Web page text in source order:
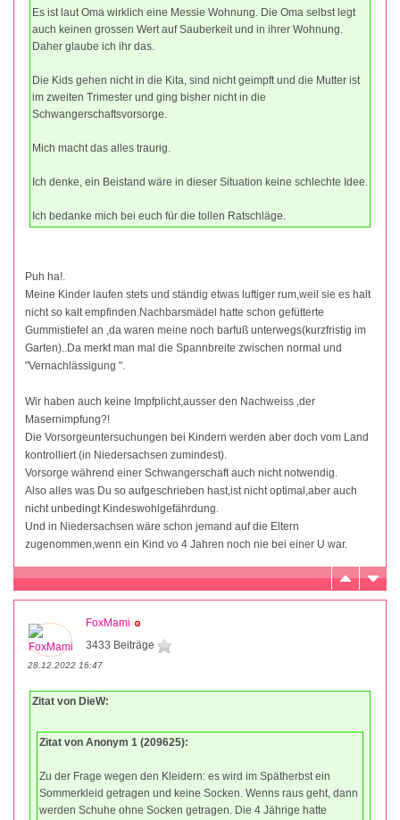
Es ist laut Oma wirklich eine Messie Wohnung. Die Oma selbst legt
auch keinen grossen Wert auf Sauberkeit und in ihrer Wohnung.
Daher glaube ich ihr das.
Die Kids gehen nicht in die Kita, sind nicht geimpft und die Mutter ist
im zweiten Trimester und ging bisher nicht in die
Schwangerschaftsvorsorge.
Mich macht das alles traurig.
Ich denke, ein Beistand wäre in dieser Situation keine schlechte Idee.
Ich bedanke mich bei euch für die tollen Ratschläge.
Puh ha!.
Meine Kinder laufen stets und ständig etwas luftiger rum,weil sie es halt
nicht so kalt empfinden.Nachbarsmädel hatte schon gefütterte
Gummistiefel an ,da waren meine noch barfuß unterwegs(kurzfristig im
Garten)..Da merkt man mal die Spannbreite zwischen normal und
"Vernachlässigung ".
Wir haben auch keine Impfplicht,ausser den Nachweiss ,der
Masernimpfung?!
Die Vorsorgeuntersuchungen bei Kindern werden aber doch vom Land
kontrolliert (in Niedersachsen zumindest).
Vorsorge während einer Schwangerschaft auch nicht notwendig.
Also alles was Du so aufgeschrieben hast,ist nicht optimal,aber auch
nicht unbedingt Kindeswohlgefährdung.
Und in Niedersachsen wäre schon jemand auf die Eltern
zugenommen,wenn ein Kind vo 4 Jahren noch nie bei einer U war.
FoxMami
3433 Beiträge
28.12.2022 16:47
Zitat von DieW:
Zitat von Anonym 1 (209625):
Zu der Frage wegen den Kleidern: es wird im Spätherbst ein
Sommerkleid getragen und keine Socken. Wenns raus geht, dann
werden Schuhe ohne Socken getragen. Die 4 Jährige hatte